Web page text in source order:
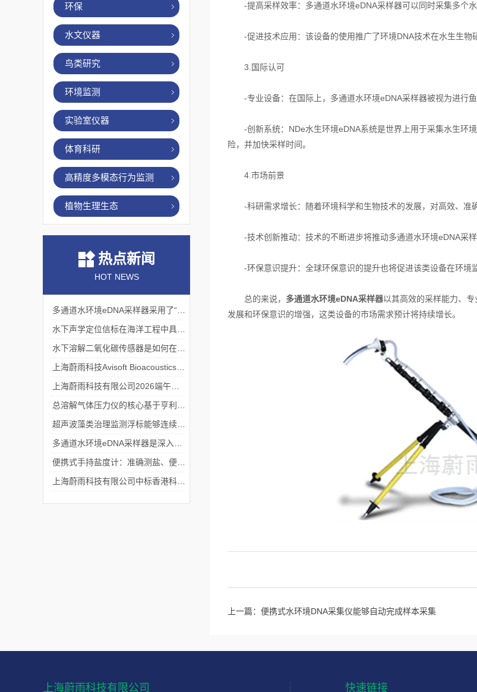
环保
水文仪器
鸟类研究
环境监测
实验室仪器
体育科研
高精度多模态行为监测
植物生理生态
热点新闻
HOT NEWS
-提高采样效率：多通道水环境eDNA采样器可以同时采集多个水
-促进技术应用：该设备的使用推广了环境DNA技术在水生生物
3.国际认可
-专业设备：在国际上，多通道水环境eDNA采样器被视为进行鱼
-创新系统：NDe水生环境eDNA系统是世界上用于采集水生环
险，并加快采样时间。
4.市场前景
-科研需求增长：随着环境科学和生物技术的发展，对高效、准
-技术创新推动：技术的不断进步将推动多通道水环境eDNA采样
-环保意识提升：全球环保意识的提升也将促进该类设备在环境监
总的来说， 多通道水环境eDNA采样器以其高效的采样能力、
发展和环保意识的增强，这类设备的市场需求预计将持续增长。
上一篇： 便携式水环境DNA采集仪能够自动完成样本采集
上海蔚雨科技有限公司 快速链接